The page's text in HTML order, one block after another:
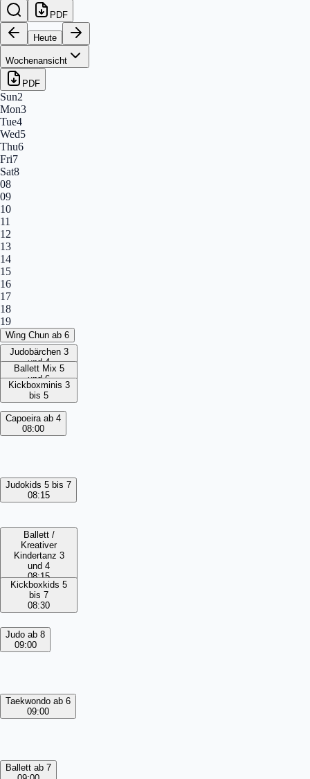
PDF
Heute
Wochenansicht
PDF
Sun2
Mon3
Tue4
Wed5
Thu6
Fri7
Sat8
08
09
10
11
12
13
14
15
16
17
18
19
Wing Chun ab 6
Judobärchen 3
und 4
Ballett Mix 5
und 6
Kickboxminis 3
bis 5
Capoeira ab 4
08:00
Judokids 5 bis 7
08:15
Ballett /
Kreativer
Kindertanz 3
und 4
08:15
Kickboxkids 5
bis 7
08:30
Judo ab 8
09:00
Taekwondo ab 6
09:00
Ballett ab 7